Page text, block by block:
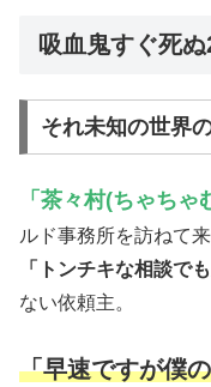
吸血鬼すぐ死
それ未知の世界
「茶々村(ちゃちゃ
ルド事務所を訪ねて来
「トンチキな相談で
ない依頼主。
「早速ですが僕